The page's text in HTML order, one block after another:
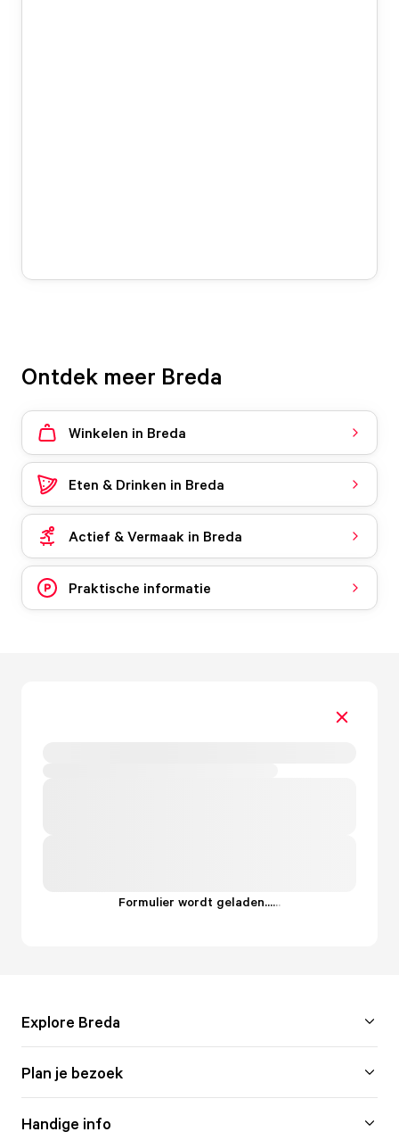
Ontdek meer Breda
Winkelen in Breda
Eten & Drinken in Breda
Actief & Vermaak in Breda
Praktische informatie
Formulier wordt geladen......
Explore Breda
Plan je bezoek
Handige info